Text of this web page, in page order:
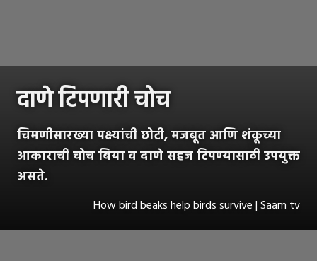
दाणे टिपणारी चोच
चिमणीसारख्या पक्ष्यांची छोटी, मजबूत आणि शंकूच्या
आकाराची चोच बिया व दाणे सहज टिपण्यासाठी उपयुक्त
असते.
How bird beaks help birds survive | Saam tv